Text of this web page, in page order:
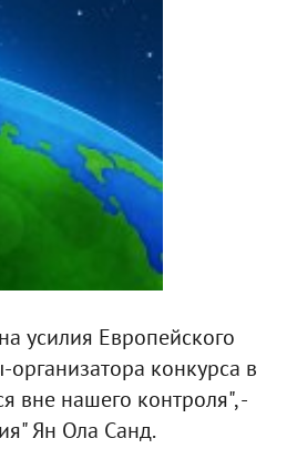
усилия Европейского
конкурса в
вне нашего контроля", -
Ян Ола Санд.